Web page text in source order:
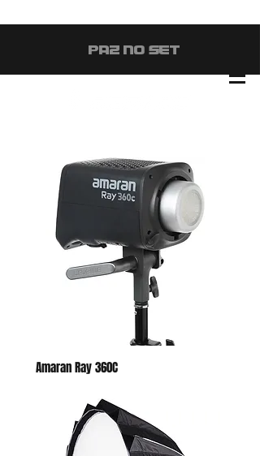
#PAZ NO SET
Amaran Ray 360C